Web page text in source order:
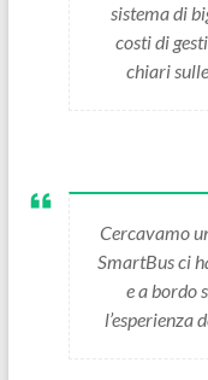
sistema di
costi di
chiari
Cercavamo
SmartBus ci
e a bordo
l’esperienza